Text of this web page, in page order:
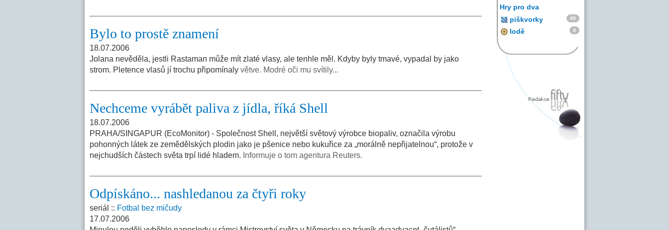
Bylo to prostě znamení
18.07.2006
Jolana nevěděla, jestli Rastaman může mít zlaté vlasy, ale tenhle měl. Kdyby byly tmavé, vypadal by jako
strom. Pletence vlasů jí trochu připomínaly větve. Modré oči mu svítily...
Nechceme vyrábět paliva z jídla, říká Shell
18.07.2006
PRAHA/SINGAPUR (EcoMonitor) - Společnost Shell, největší světový výrobce biopaliv, označila výrobu
pohonných látek ze zemědělských plodin jako je pšenice nebo kukuřice za „morálně nepřijatelnou“, protože v
nejchudších částech světa trpí lidé hladem. Informuje o tom agentura Reuters.
Odpískáno... nashledanou za čtyři roky
seriál :: Fotbal bez mičudy
17.07.2006
Hry pro dva
piškvorky
49
lodě 4